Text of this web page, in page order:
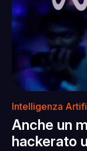
Intelligenza
Anche un
hackerato